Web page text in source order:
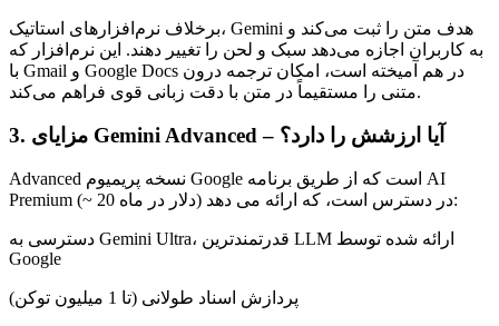
برخلاف نرم‌افزارهای استاتیک، Gemini هدف متن را ثبت می‌کند و
به کاربران اجازه می‌دهد سبک و لحن را تغییر دهند. این نرم‌افزار که
با Gmail و Google Docs در هم آمیخته است، امکان ترجمه درون
متنی را مستقیماً در متن با دقت زبانی قوی فراهم می‌کند.
3. مزایای Gemini Advanced – آیا ارزشش را دارد؟
Advanced نسخه پریمیوم Google است که از طریق برنامه AI
Premium (~ 20 دلار در ماه) در دسترس است، که ارائه می دهد:
دسترسی به Gemini Ultra، قدرتمندترین LLM ارائه شده توسط
Google
پردازش اسناد طولانی (تا 1 میلیون توکن)